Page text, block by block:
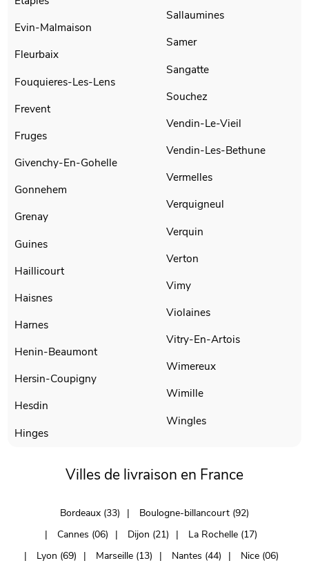
Evin-Malmaison
Fleurbaix
Fouquieres-Les-Lens
Frevent
Fruges
Givenchy-En-Gohelle
Gonnehem
Grenay
Guines
Haillicourt
Haisnes
Harnes
Henin-Beaumont
Hersin-Coupigny
Hesdin
Hinges
Sallaumines
Samer
Sangatte
Souchez
Vendin-Le-Vieil
Vendin-Les-Bethune
Vermelles
Verquigneul
Verquin
Verton
Vimy
Violaines
Vitry-En-Artois
Wimereux
Wimille
Wingles
Villes de livraison en France
Bordeaux (33)
Boulogne-billancourt (92)
Cannes (06)
Dijon (21)
La Rochelle (17)
Lyon (69)
Marseille (13) Nantes (44)
Nice (06)